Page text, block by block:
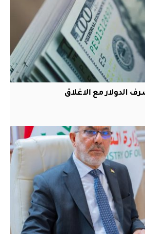
الدولار مع الاغلاق